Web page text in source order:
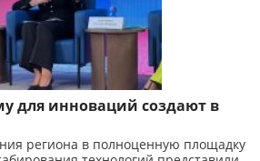
для инноваций создают в
региона в полноценную площадку